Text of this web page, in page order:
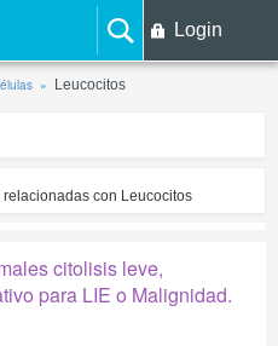
Login
Leucocitos
con Leucocitos
citolisis leve,
para LIE o Malignidad.